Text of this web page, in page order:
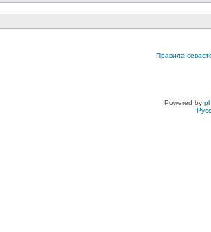
Правила
Powered by